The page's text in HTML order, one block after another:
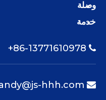
وصلة
خدمة

